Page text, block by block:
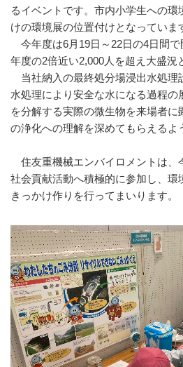
るイベントです。市内小学生への環
けの環境展の位置付けとなっていま
今年度は6月19日～22日の4日間
年度の2倍近い2,000人を超え大盛況
当社納入の最終処分場浸出水処理
水処理により安全な水になる過程の
を分解する実際の微生物を来場者に
の浄化への理解を深めてもらえるよ
住友重機械エンバイロメントは、
社会貢献活動へ積極的に参加し、環
きっかけ作りを行ってまいります。